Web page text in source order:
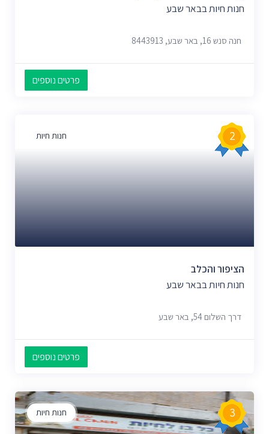
חנות חיות בבאר שבע
חנה סנש 16, באר שבע, 8443913
פרטים נוספים
חנות חיות 2
הציפור והכלב
חנות חיות בבאר שבע
דרך השלום 54, באר שבע
פרטים נוספים
חנות חיות 3